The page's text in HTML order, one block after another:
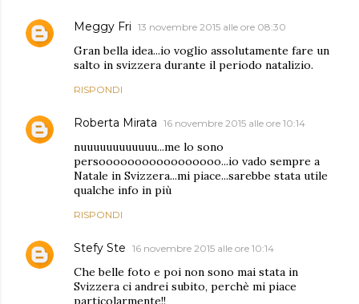
Meggy Fri 13 novembre 2015 alle ore 08:30
Gran bella idea...io voglio assolutamente fare un
salto in svizzera durante il periodo natalizio.
RISPONDI
Roberta Mirata 16 novembre 2015 alle ore 10:14
nuuuuuuuuuuuu...me lo sono
persooooooooooooooooo...io vado sempre a
Natale in Svizzera...mi piace...sarebbe stata utile
qualche info in più
RISPONDI
Stefy Ste 16 novembre 2015 alle ore 10:14
Che belle foto e poi non sono mai stata in
Svizzera ci andrei subito, perchè mi piace
particolarmente!!